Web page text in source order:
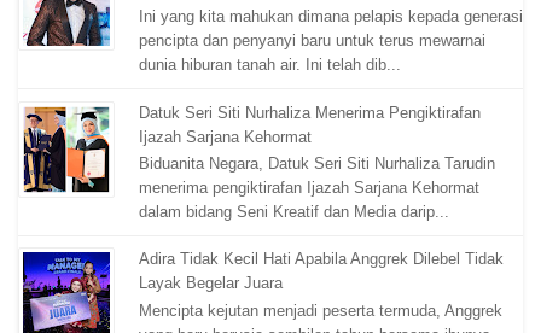
Ini yang kita mahukan dimana pelapis kepada generasi
pencipta dan penyanyi baru untuk terus mewarnai
dunia hiburan tanah air. Ini telah dib...
Datuk Seri Siti Nurhaliza Menerima Pengiktirafan
Ijazah Sarjana Kehormat
Biduanita Negara, Datuk Seri Siti Nurhaliza Tarudin
menerima pengiktirafan Ijazah Sarjana Kehormat
dalam bidang Seni Kreatif dan Media darip...
Adira Tidak Kecil Hati Apabila Anggrek Dilebel Tidak
Layak Begelar Juara
Mencipta kejutan menjadi peserta termuda, Anggrek